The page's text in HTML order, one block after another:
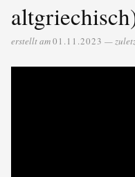
erstellt am01.11.2023 —